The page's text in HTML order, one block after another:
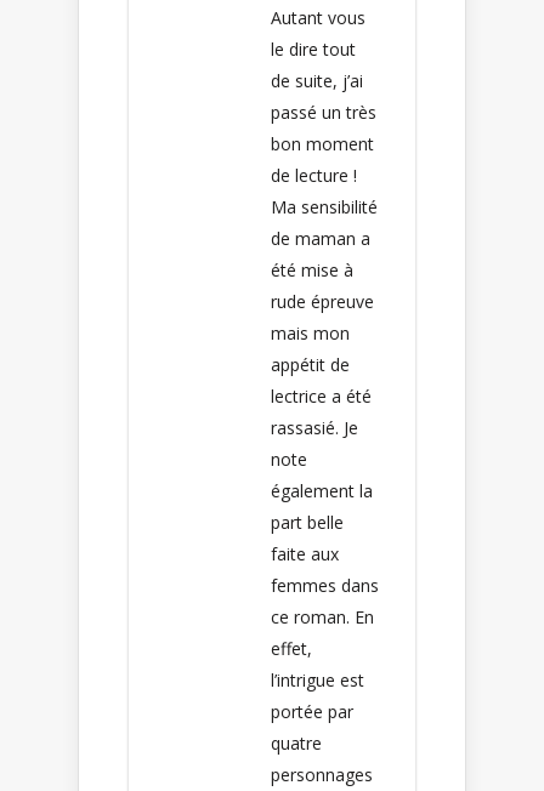
Autant vous
le dire tout
de suite, j’ai
passé un très
bon moment
de lecture !
Ma sensibilité
de maman a
été mise à
rude épreuve
mais mon
appétit de
lectrice a été
rassasié. Je
note
également la
part belle
faite aux
femmes dans
ce roman. En
effet,
l’intrigue est
portée par
quatre
personnages